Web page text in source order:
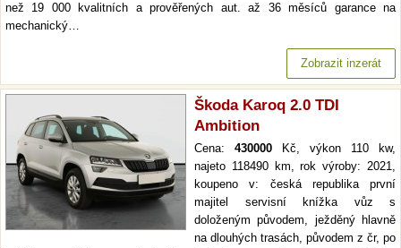
než 19 000 kvalitních a prověřených aut. až 36 měsíců garance na
mechanický…
Zobrazit inzerát
Škoda Karoq 2.0 TDI
Ambition
Cena: 430000 Kč, výkon 110 kw,
najeto 118490 km, rok výroby: 2021,
koupeno v: česká republika první
majitel servisní knížka vůz s
doloženým původem, ježděný hlavně
na dlouhých trasách, původem z čr, po